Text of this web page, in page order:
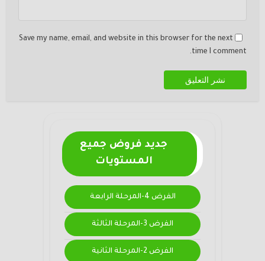
Save my name, email, and website in this browser for the next
time I comment.
جديد فروض جميع
المستويات
الفرض 4-المرحلة الرابعة
الفرض 3-المرحلة الثالثة
الفرض 2-المرحلة الثانية